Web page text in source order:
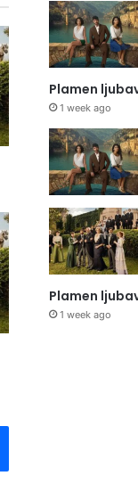
Plamen
1 week ago
Plamen
1 week ago